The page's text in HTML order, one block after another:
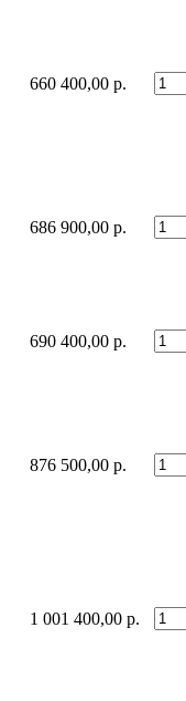
660 400,00 р.
686 900,00 р.
690 400,00 р.
876 500,00 р.
1 001 400,00 р.